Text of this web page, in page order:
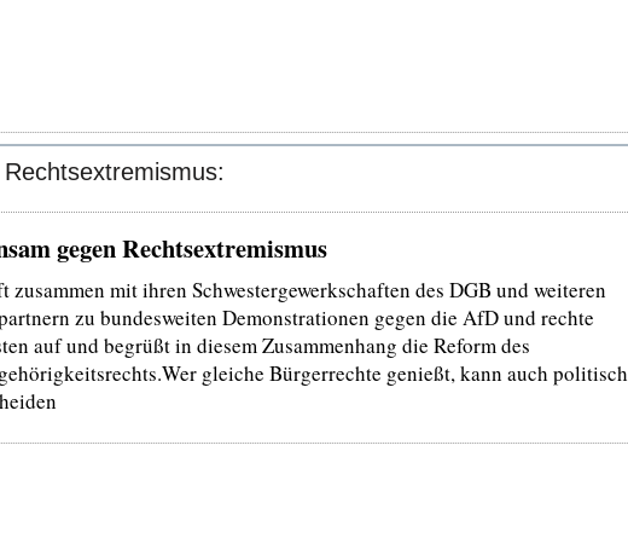
gegen Rechtsextremismus
zusammen mit ihren Schwestergewerkschaften des DGB und weiteren
zu bundesweiten Demonstrationen gegen die AfD und rechte
auf und begrüßt in diesem Zusammenhang die Reform des
gleiche Bürgerrechte genießt, kann auch politisch